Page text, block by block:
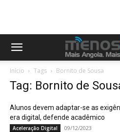
Início Tags Bornito de Sousa
Tag: Bornito de
Alunos devem adaptar-se as
era digital, defende acadêmico
Aceleração Digital 09/12/2023